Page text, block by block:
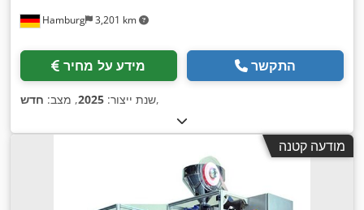
Hamburg 3,201 km
מידע על מחיר התקשר
שנת ייצור: 2025, מצב: חדש ,
מודעה קטנה